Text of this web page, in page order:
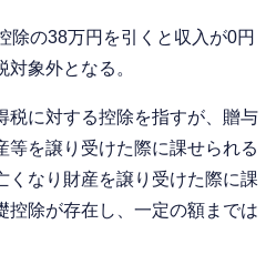
除の38万円を引くと収入が0円
象外となる。
税に対する控除を指すが、贈与
等を譲り受けた際に課せられる
くなり財産を譲り受けた際に課
控除が存在し、一定の額までは